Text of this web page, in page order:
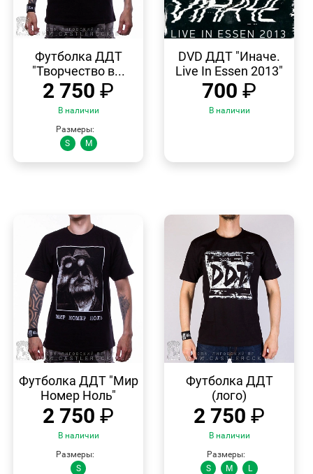
ПРОСМОТР
Футболка ДДТ
"Творчество в...
2 750 ₽
В наличии
Размеры:
S
M
ПРОСМОТР
DVD ДДТ "Иначе.
Live In Essen 2013"
700 ₽
В наличии
ПРОСМОТР
Футболка ДДТ "Мир
Номер Ноль"
2 750 ₽
В наличии
Размеры:
S
ПРОСМОТР
Футболка ДДТ
(лого)
2 750 ₽
В наличии
Размеры:
S
M L